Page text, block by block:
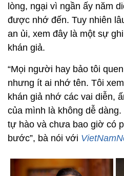
lòng, ngại vì ngần ấy năm
được nhớ đến. Tuy nhiên
an ủi, xem đây là một sự
khán giả.
“Mọi người hay bảo tôi
nhưng ít ai nhớ tên. Tôi
khán giả nhớ các vai diễn,
của mình là không dễ
tự hào và chưa bao giờ có
bước”, bà nói với